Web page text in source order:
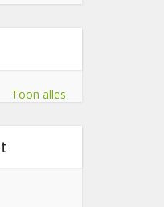
Toon alles